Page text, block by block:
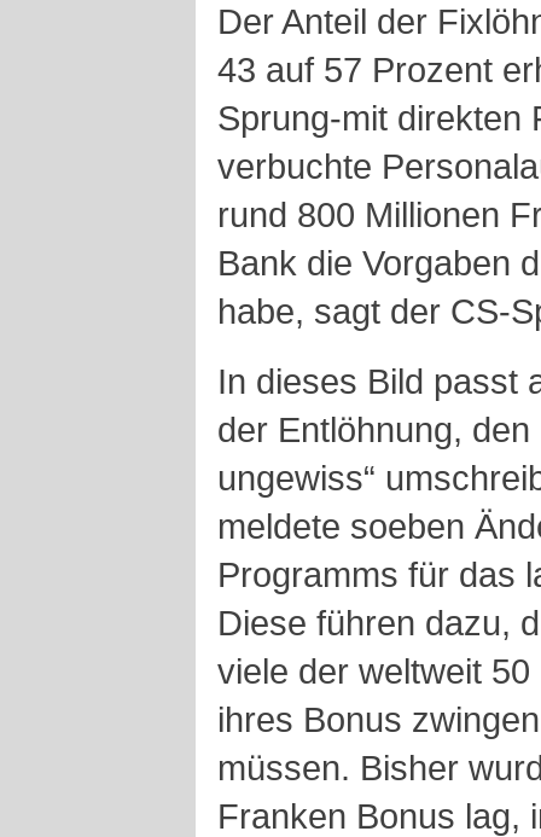
Der Anteil der
43 auf 57 Prozent
Sprung-mit direkten
verbuchte
rund 800 Millionen
Bank die Vorgaben
habe, sagt der CS-
In dieses Bild passt
der Entlöhnung,
ungewiss“
meldete soeben
Programms für das
Diese führen dazu,
viele der weltweit
ihres Bonus
müssen. Bisher
Franken Bonus lag,